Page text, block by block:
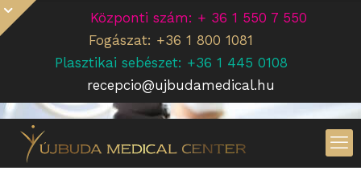
Központi szám: + 36 1 550 7 550
Fogászat: +36 1 800 1081
Plasztikai sebészet: +36 1 445 0108
recepcio@ujbudamedical.hu